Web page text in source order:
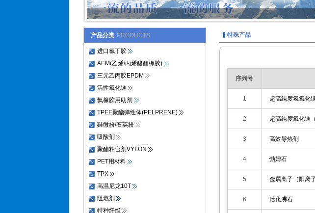
产品分类 PRODUCTS
进口氯丁胶
AEM(乙烯/丙烯酸酯橡胶)
三元乙丙胶EPDM
活性氧化镁
氟橡胶用助剂
TPEE聚酯弹性体(PELPRENE)
硅微粉/石英粉
吸酸剂
聚酯粘合剂VYLON
PET用材料
TPX
高温尼龙10T
阻燃剂
特种纤维
特殊产品
序列号
1 超高纯度氢氧化
2 超高纯度氧化镁
3 高效导热剂
4 勃姆石
5 金属离子（阳离
6 活化沸石